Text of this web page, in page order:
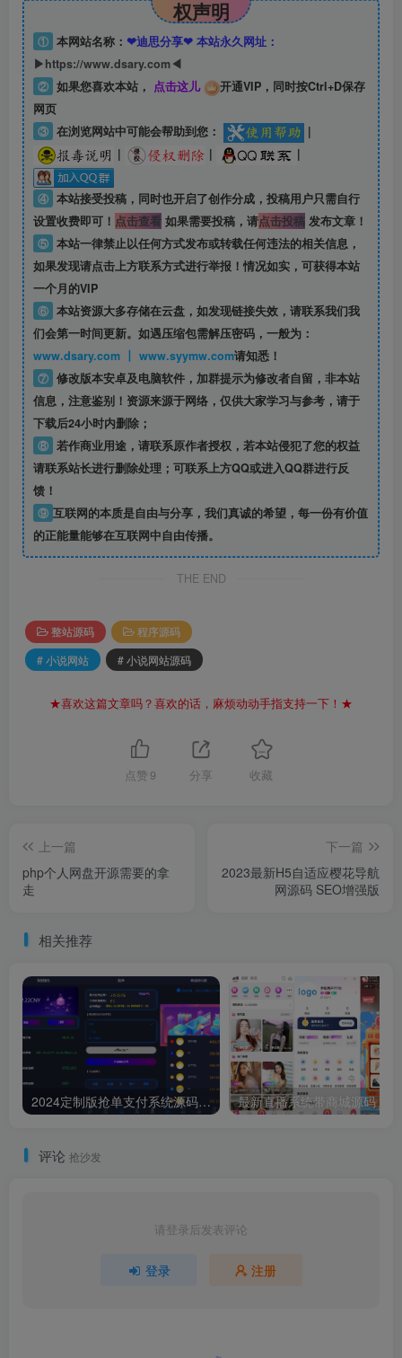
权声明
① 本网站名称： ❤迪思分享❤ 本站永久网址：
▶https://www.dsary.com◀
② 如果您喜欢本站， 点击这儿
开通VIP，同时按Ctrl+D保存
网页
③ 在浏览网站中可能会帮助到您：
|
|
| |
④ 本站接受投稿，同时也开启了创作分成，投稿用户只需自行
设置收费即可！ 点击查看如果需要投稿，请点击投稿发布文章！
⑤ 本站一律禁止以任何方式发布或转载任何违法的相关信息，
如果发现请点击上方联系方式进行举报！情况如实，可获得本站
一个月的VIP
⑥ 本站资源大多存储在云盘，如发现链接失效，请联系我们我
们会第一时间更新。如遇压缩包需解压密码，一般为：
www.dsary.com 丨 www.syymw.com请知悉！
⑦ 修改版本安卓及电脑软件，加群提示为修改者自留， 非本站
信息，注意鉴别！资源来源于网络，仅供大家学习与参考，请于
下载后24小时内删除；
⑧ 若作商业用途，请联系原作者授权，若本站侵犯了您的权益
请联系站长进行删除处理；可联系上方QQ或进入QQ群进行反
馈！
⑨ 互联网的本质是自由与分享，我们真诚的希望，每一份有价值
的正能量能够在互联网中自由传播。
THE END
整站源码
程序源码
# 小说网站
# 小说网站源码
★喜欢这篇文章吗？喜欢的话，麻烦动动手指支持一下！★
点赞 9 分享 收藏
上一篇
php个人网盘开源需要的拿
走
下一篇
2023最新H5自适应樱花导航
网源码 SEO增强版
相关推荐
2024定制版抢单支付系统源码|开代理|自动抢单接单
评论 抢沙发
请登录后发表评论
登录 注册